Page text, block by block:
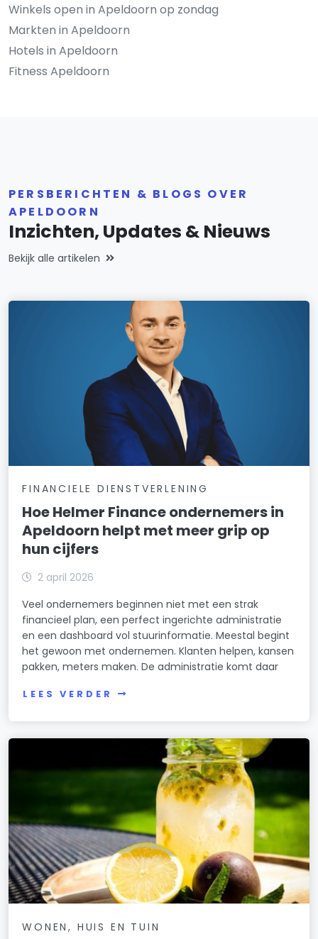
Winkels open in Apeldoorn op zondag
Markten in Apeldoorn
Hotels in Apeldoorn
Fitness Apeldoorn
PERSBERICHTEN & BLOGS OVER
APELDOORN
Inzichten, Updates & Nieuws
Bekijk alle artikelen
FINANCIELE DIENSTVERLENING
Hoe Helmer Finance ondernemers in
Apeldoorn helpt met meer grip op
hun cijfers
2 april 2026
Veel ondernemers beginnen niet met een strak
financieel plan, een perfect ingerichte administratie
en een dashboard vol stuurinformatie. Meestal begint
het gewoon met ondernemen. Klanten helpen, kansen
pakken, meters maken. De administratie komt daar
LEES VERDER
WONEN, HUIS EN TUIN